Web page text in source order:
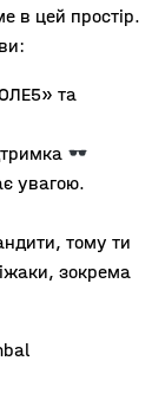
в цей простір.
та
увагою.
тому ти
зокрема